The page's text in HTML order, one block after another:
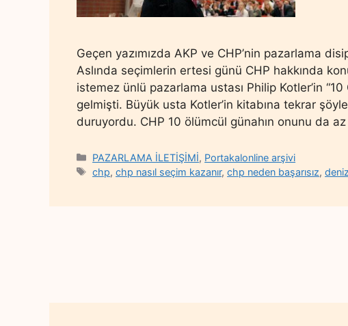
Geçen yazımızda AKP ve CHP’nin pazarlama
Aslında seçimlerin ertesi günü CHP hakkında
istemez ünlü pazarlama ustası Philip Kotler’in “10
gelmişti. Büyük usta Kotler’in kitabına tekrar
duruyordu. CHP 10 ölümcül günahın onunu da
Categories
PAZARLAMA İLETİŞİMİ, Portakalonline arşivi
Tags
chp,chp nasıl seçim kazanır,chp neden başarısız,